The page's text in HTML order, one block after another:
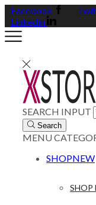
Facebook
Linkedin
SEARCH INPUT
Search
MENU
SHOPNEW
SHOP